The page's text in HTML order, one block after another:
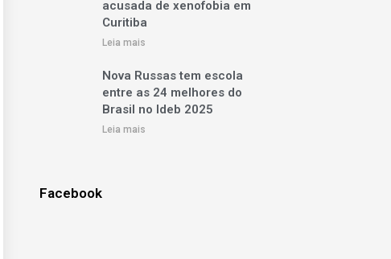
acusada de xenofobia em
Curitiba
Leia mais
Nova Russas tem escola
entre as 24 melhores do
Brasil no Ideb 2025
Leia mais
Facebook